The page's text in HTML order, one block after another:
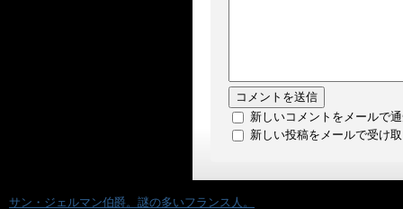
新しいコメントをメールで
新しい投稿をメールで受け
サン・ジェルマン伯爵。謎の多いフランス人。